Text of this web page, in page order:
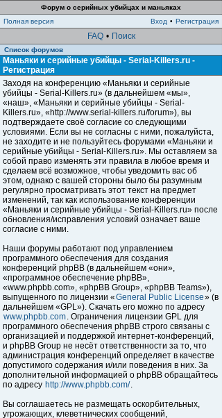
Форум о серийных убийцах и маньяках
Полная версия
Вход • Регистрация
FAQ • Поиск
Список форумов
Маньяки и серийные убийцы - Serial-Killers.ru -
Регистрация
Заходя на конференцию «Маньяки и серийные
убийцы - Serial-Killers.ru» (в дальнейшем «мы»,
«наш», «Маньяки и серийные убийцы - Serial-
Killers.ru», «http://www.serial-killers.ru/forum»), вы
подтверждаете своё согласие со следующими
условиями. Если вы не согласны с ними, пожалуйста,
не заходите и не пользуйтесь форумами «Маньяки и
серийные убийцы - Serial-Killers.ru». Мы оставляем за
собой право изменять эти правила в любое время и
сделаем всё возможное, чтобы уведомить вас об
этом, однако с вашей стороны было бы разумным
регулярно просматривать этот текст на предмет
изменений, так как использование конференции
«Маньяки и серийные убийцы - Serial-Killers.ru» после
обновления/исправления условий означает ваше
согласие с ними.
Наши форумы работают под управлением
программного обеспечения для создания
конференций phpBB (в дальнейшем «они»,
«программное обеспечение phpBB»,
«www.phpbb.com», «phpBB Group», «phpBB Teams»),
выпущенного по лицензии «General Public License» (в
дальнейшем «GPL»). Скачать его можно по адресу
www.phpbb.com. Ограничения лицензии GPL для
программного обеспечения phpBB строго связаны с
организацией и поддержкой интернет-конференций,
и phpBB Group не несёт ответственности за то, что
администрация конференций определяет в качестве
допустимого содержания и/или поведения в них. За
дополнительной информацией о phpBB обращайтесь
по адресу http://www.phpbb.com/.
Вы соглашаетесь не размещать оскорбительных,
угрожающих, клеветнических сообщений,